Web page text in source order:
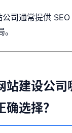
司通常提供
站建设公司
选择？